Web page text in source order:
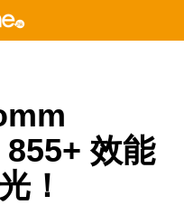
效能
！